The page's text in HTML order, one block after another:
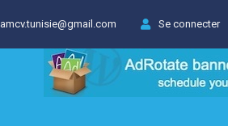
amcv.tunisie@gmail.com Se connecter